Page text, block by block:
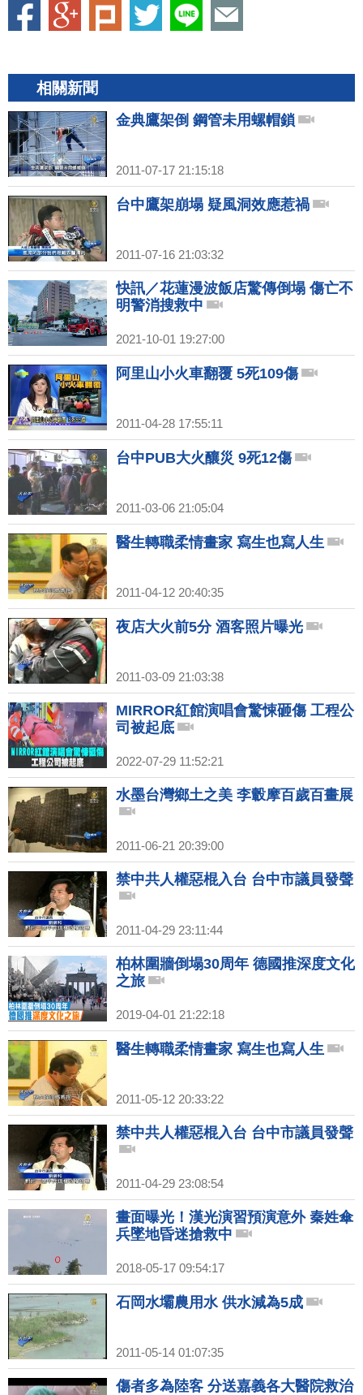
相關新聞
金典鷹架倒 鋼管未用螺帽鎖
2011-07-17 21:15:18
台中鷹架崩塌 疑風洞效應惹禍
2011-07-16 21:03:32
快訊／花蓮漫波飯店驚傳倒塌 傷亡不
明警消搜救中
2021-10-01 19:27:00
阿里山小火車翻覆 5死109傷
2011-04-28 17:55:11
台中PUB大火釀災 9死12傷
2011-03-06 21:05:04
醫生轉職柔情畫家 寫生也寫人生
2011-04-12 20:40:35
夜店大火前5分 酒客照片曝光
2011-03-09 21:03:38
MIRROR紅館演唱會驚悚砸傷 工程公
司被起底
2022-07-29 11:52:21
水墨台灣鄉土之美 李轂摩百歲百畫展
2011-06-21 20:39:00
禁中共人權惡棍入台 台中市議員發聲
2011-04-29 23:11:44
柏林圍牆倒塌30周年 德國推深度文化
之旅
2019-04-01 21:22:18
醫生轉職柔情畫家 寫生也寫人生
2011-05-12 20:33:22
禁中共人權惡棍入台 台中市議員發聲
2011-04-29 23:08:54
畫面曝光！漢光演習預演意外 秦姓傘
兵墜地昏迷搶救中
2018-05-17 09:54:17
石岡水壩農用水 供水減為5成
2011-05-14 01:07:35
傷者多為陸客 分送嘉義各大醫院救治